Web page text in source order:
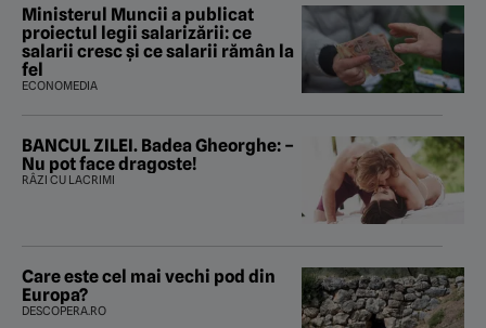
Ministerul Muncii a publicat
proiectul legii salarizării: ce
salarii cresc și ce salarii rămân la
fel
ECONOMEDIA
BANCUL ZILEI. Badea Gheorghe: –
Nu pot face dragoste!
RÂZI CU LACRIMI
Care este cel mai vechi pod din
Europa?
DESCOPERA.RO